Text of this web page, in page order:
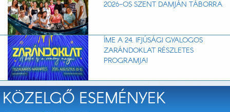
2026-OS SZENT DAMJÁN TÁBORRA
ÍME A 24. IFJÚSÁGI GYALOGOS
ZARÁNDOKLAT RÉSZLETES
PROGRAMJA!
KÖZELGŐ ESEMÉNYEK